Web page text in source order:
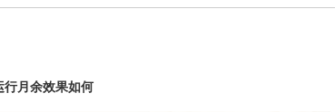
行月余效果如何